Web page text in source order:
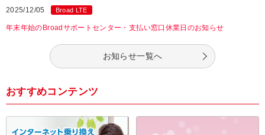
2025/12/05 Broad LTE
年末年始のBroadサポートセンター・支払い窓口休業日のお知らせ
お知らせ一覧へ
おすすめコンテンツ